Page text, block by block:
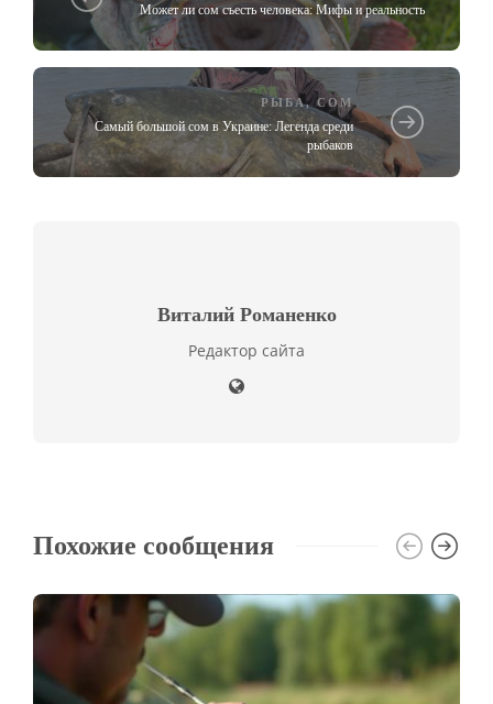
Может ли сом съесть человека: Мифы и реальность
РЫБА,СОМ
Самый большой сом в Украине: Легенда среди
рыбаков
Виталий Романенко
Редактор сайта
Похожие сообщения